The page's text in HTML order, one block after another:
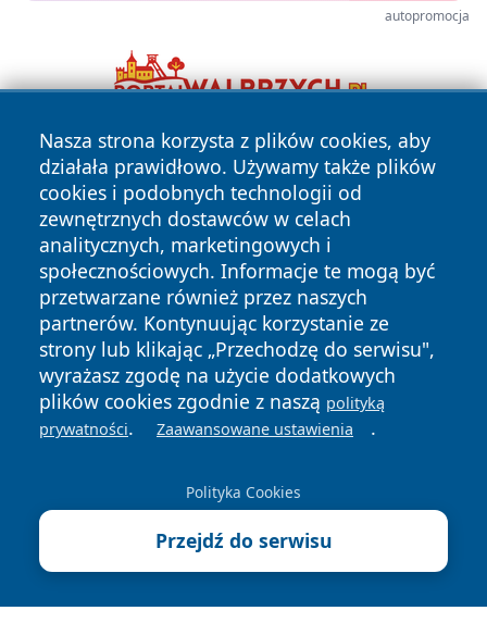
autopromocja
Nasza strona korzysta z plików cookies, aby
działała prawidłowo. Używamy także plików
cookies i podobnych technologii od
zewnętrznych dostawców w celach
analitycznych, marketingowych i
społecznościowych. Informacje te mogą być
przetwarzane również przez naszych
partnerów. Kontynuując korzystanie ze
strony lub klikając „Przechodzę do serwisu",
wyrażasz zgodę na użycie dodatkowych
plików cookies zgodnie z naszą polityką
prywatności. Zaawansowane ustawienia .
Polityka Cookies
Przejdź do serwisu
Copyright © 2026 echowarszawy.pl Wszystkie prawa
zastrzeżone.
News Autorzy
Polityka
Prywatności
Polityka
Cookies